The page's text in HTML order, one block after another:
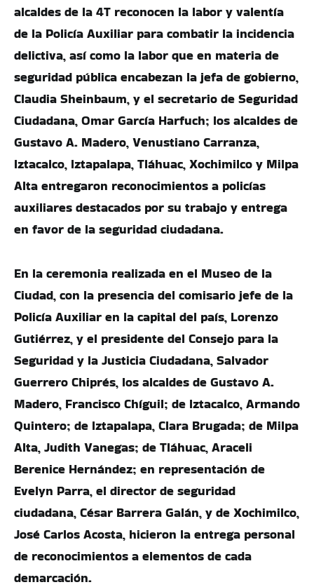
alcaldes de la 4T reconocen la labor y valentía
de la Policía Auxiliar para combatir la incidencia
delictiva, así como la labor que en materia de
seguridad pública encabezan la jefa de gobierno,
Claudia Sheinbaum, y el secretario de Seguridad
Ciudadana, Omar García Harfuch; los alcaldes de
Gustavo A. Madero, Venustiano Carranza,
Iztacalco, Iztapalapa, Tláhuac, Xochimilco y Milpa
Alta entregaron reconocimientos a policías
auxiliares destacados por su trabajo y entrega
en favor de la seguridad ciudadana.
En la ceremonia realizada en el Museo de la
Ciudad, con la presencia del comisario jefe de la
Policía Auxiliar en la capital del país, Lorenzo
Gutiérrez, y el presidente del Consejo para la
Seguridad y la Justicia Ciudadana, Salvador
Guerrero Chiprés, los alcaldes de Gustavo A.
Madero, Francisco Chíguil; de Iztacalco, Armando
Quintero; de Iztapalapa, Clara Brugada; de Milpa
Alta, Judith Vanegas; de Tláhuac, Araceli
Berenice Hernández; en representación de
Evelyn Parra, el director de seguridad
ciudadana, César Barrera Galán, y de Xochimilco,
José Carlos Acosta, hicieron la entrega personal
de reconocimientos a elementos de cada
demarcación.